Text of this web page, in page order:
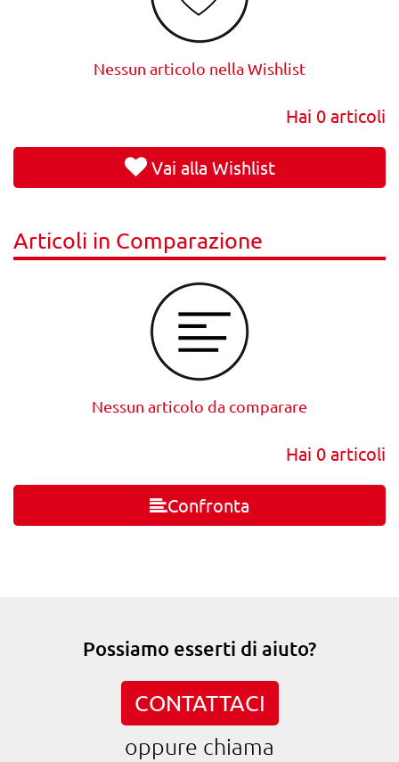
Nessun articolo nella Wishlist
Hai 0 articoli
Vai alla Wishlist
Articoli in Comparazione
Nessun articolo da comparare
Hai 0 articoli
Confronta
Possiamo esserti di aiuto?
CONTATTACI
oppure chiama